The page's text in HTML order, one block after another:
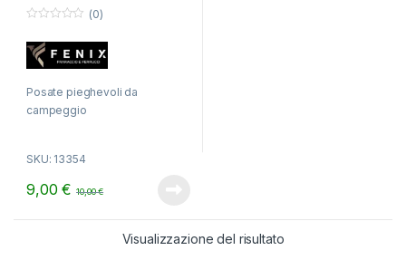
o
u
5
(0)
Posate pieghevoli da
campeggio
SKU: 13354
9,00€ 10,00€
Visualizzazione del risultato